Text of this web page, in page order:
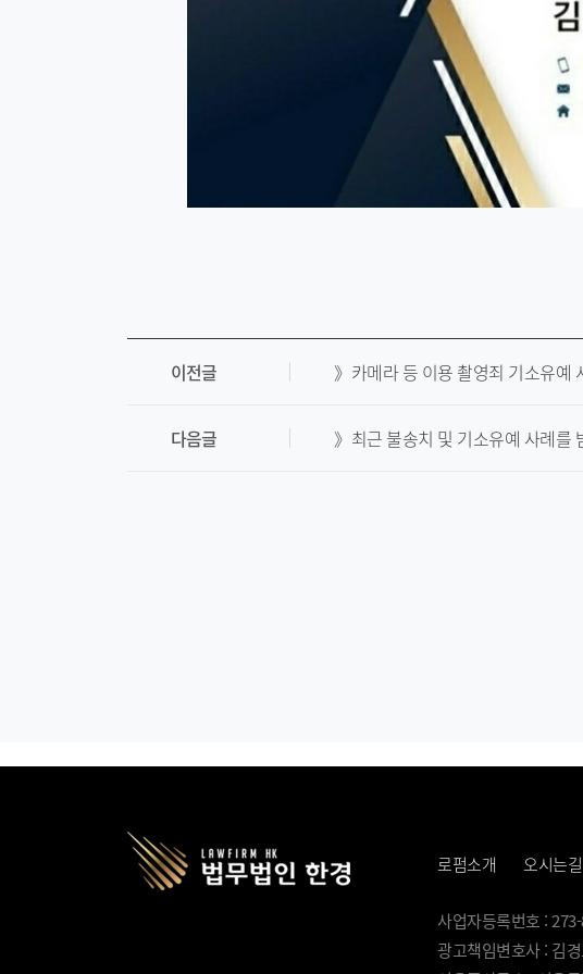
이전글 》카메라 등 이용 촬영죄 기소유예
다음글
로펌소개 오시는길
사업자등록번호 :
광고책임변호사 : 김